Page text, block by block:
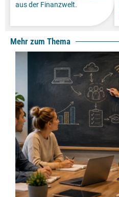
aus der Finanzwelt.
Mehr zum Thema